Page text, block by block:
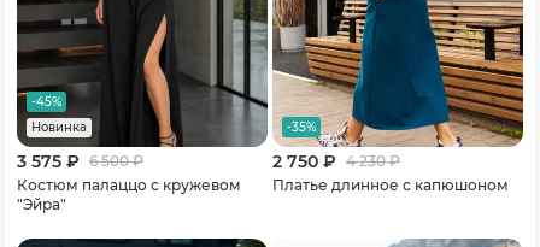
-45%
Новинка
3 575 ₽ 6 500₽
Костюм палаццо с кружевом
"Эйра"
-35%
2 750 ₽ 4 230₽
Платье длинное с капюшоном